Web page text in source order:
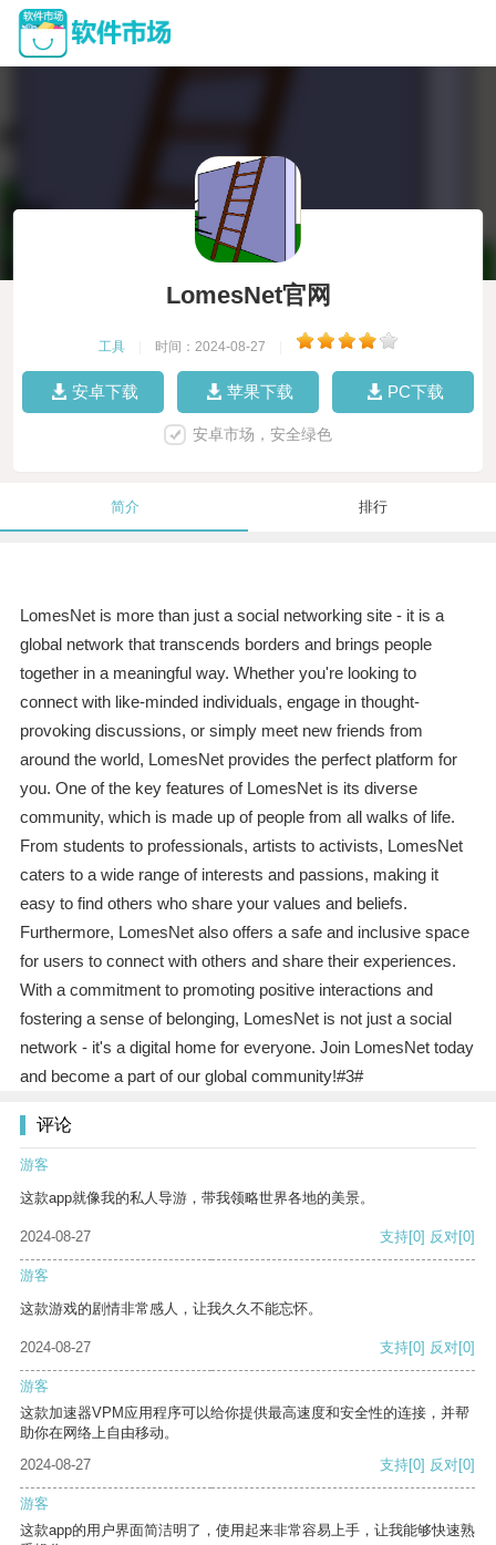
LomesNet官网
工具 时间：2024-08-27
安卓下载 苹果下载 PC下载
安卓市场，安全绿色
简介 排行
LomesNet is more than just a social networking site - it is a
global network that transcends borders and brings people
together in a meaningful way. Whether you're looking to
connect with like-minded individuals, engage in thought-
provoking discussions, or simply meet new friends from
around the world, LomesNet provides the perfect platform for
you. One of the key features of LomesNet is its diverse
community, which is made up of people from all walks of life.
From students to professionals, artists to activists, LomesNet
caters to a wide range of interests and passions, making it
easy to find others who share your values and beliefs.
Furthermore, LomesNet also offers a safe and inclusive space
for users to connect with others and share their experiences.
With a commitment to promoting positive interactions and
fostering a sense of belonging, LomesNet is not just a social
network - it's a digital home for everyone. Join LomesNet today
and become a part of our global community!#3#
评论
游客
这款app就像我的私人导游，带我领略世界各地的美景。
2024-08-27 支持[0] 反对[0]
游客
这款游戏的剧情非常感人，让我久久不能忘怀。
2024-08-27 支持[0] 反对[0]
游客
这款加速器VPM应用程序可以给你提供最高速度和安全性的连接，并帮
助你在网络上自由移动。
2024-08-27
支持[0] 反对[0]
游客
这款app的用户界面简洁明了，使用起来非常容易上手，让我能够快速熟